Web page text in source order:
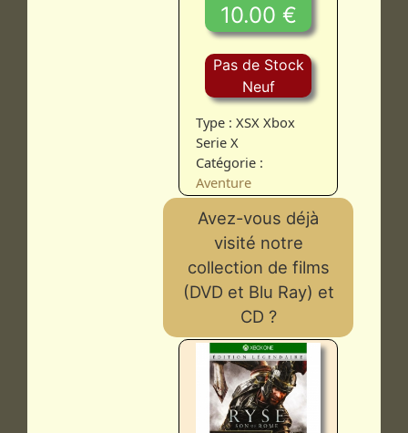
10.00 €
Pas de Stock
Neuf
Type : XSX Xbox
Serie X
Catégorie :
Aventure
Avez-vous déjà
visité notre
collection de films
(DVD et Blu Ray) et
CD ?